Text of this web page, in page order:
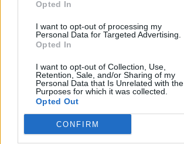
Opted In
I want to opt-out of processing my
Personal Data for Targeted Advertising.
Opted In
I want to opt-out of Collection, Use,
Retention, Sale, and/or Sharing of my
Personal Data that Is Unrelated with the
Purposes for which it was collected.
Opted Out
CONFIRM
Castel d'Azzano (189)
Cavaion Veronese (147)
Cazzano di Tramigna (31)